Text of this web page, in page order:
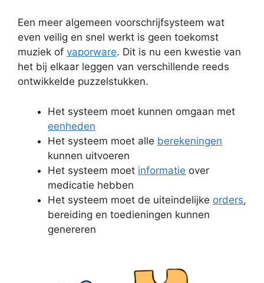
Een meer algemeen voorschrijfsysteem wat
even veilig en snel werkt is geen toekomst
muziek of vaporware. Dit is nu een kwestie van
het bij elkaar leggen van verschillende reeds
ontwikkelde puzzelstukken.
Het systeem moet kunnen omgaan met
eenheden
Het systeem moet alle berekeningen
kunnen uitvoeren
Het systeem moet informatie over
medicatie hebben
Het systeem moet de uiteindelijke orders,
bereiding en toedieningen kunnen
genereren